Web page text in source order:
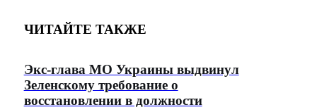
ЧИТАЙТЕ ТАКЖЕ
Экс-глава МО Украины выдвинул
Зеленскому требование о
восстановлении в должности